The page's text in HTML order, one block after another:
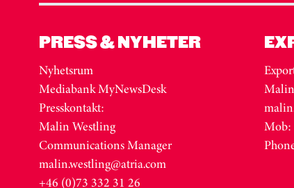
PRESS & NYHETER
Nyhetsrum
Mediabank MyNewsDesk
Presskontakt:
Malin Westling
Communications Manager
malin.westling@atria.com
+46 (0)73 332 31 26
Mob: